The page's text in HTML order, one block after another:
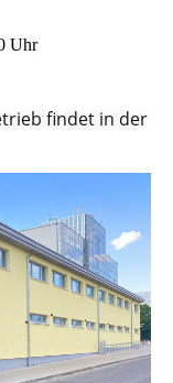
Uhr
findet in der